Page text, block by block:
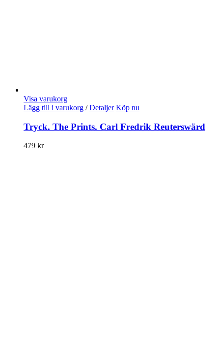
Visa varukorg
Lägg till i varukorg / Detaljer Köp nu
Tryck. The Prints. Carl Fredrik Reuterswärd
479 kr